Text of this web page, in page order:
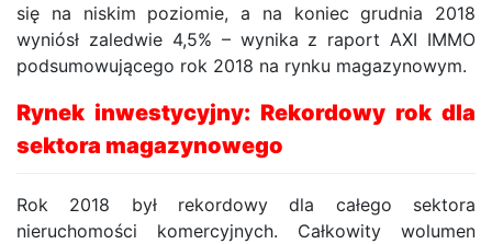
się na niskim poziomie, a na koniec grudnia 2018
wyniósł zaledwie 4,5% – wynika z raport AXI IMMO
podsumowującego rok 2018 na rynku magazynowym.
Rynek inwestycyjny: Rekordowy rok dla
sektora magazynowego
Rok 2018 był rekordowy dla całego sektora
nieruchomości komercyjnych. Całkowity wolumen